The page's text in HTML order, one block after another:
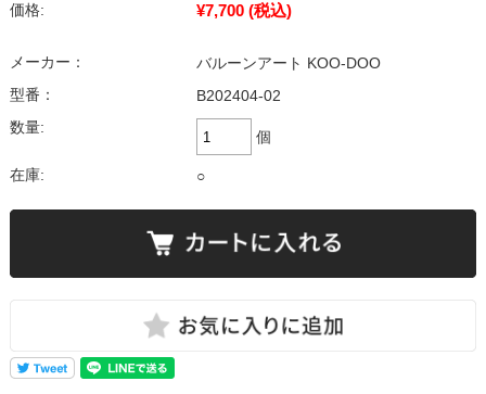
価格: ¥7,700 (税込)
メーカー：
バルーンアート KOO-DOO
型番：
B202404-02
数量:
個
在庫: ○